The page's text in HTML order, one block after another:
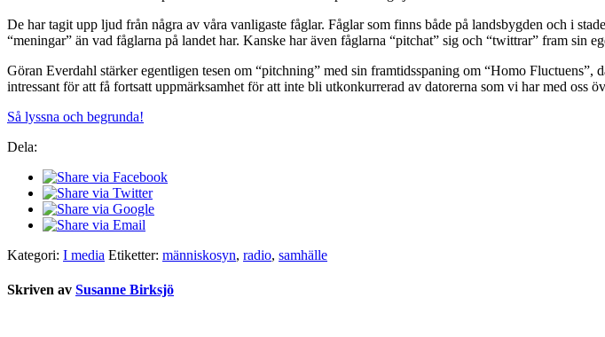
De har tagit upp ljud från några av våra vanligaste fåglar. Fåglar som finns både på landsbygden och i
“meningar” än vad fåglarna på landet har. Kanske har även fåglarna “pitchat” sig och “twittrar” fram sin
Göran Everdahl stärker egentligen tesen om “pitchning” med sin framtidsspaning om “Homo
intressant för att få fortsatt uppmärksamhet för att inte bli utkonkurrerad av datorerna som vi har med oss
Så lyssna och begrunda!
Dela:
Kategori: I media Etiketter: människosyn, radio, samhälle
Skriven av Susanne Birksjö